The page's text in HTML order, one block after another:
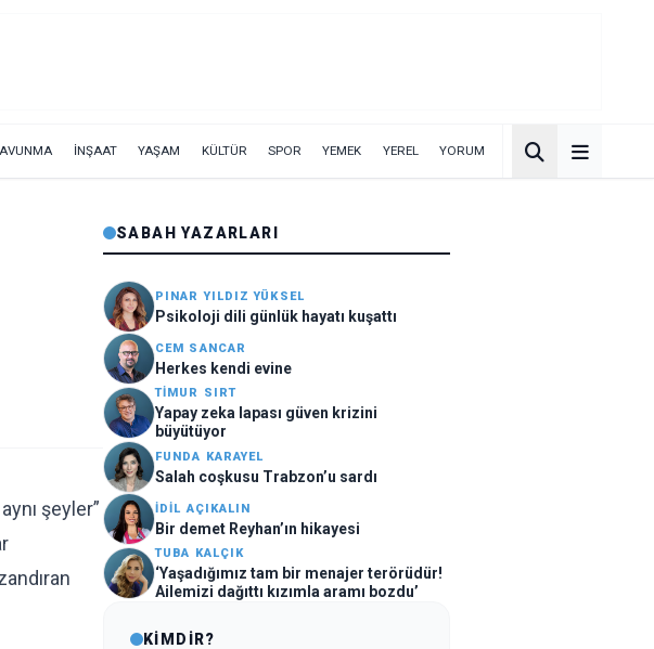
İNŞAAT YAŞAM KÜLTÜR SPOR YEMEK YEREL YORUM
şeyler”
SABAH YAZARLARI
PINAR YILDIZ YÜKSEL
Psikoloji dili günlük hayatı kuşattı
CEM SANCAR
Herkes kendi evine
TİMUR SIRT
Yapay zeka lapası güven krizini
büyütüyor
FUNDA KARAYEL
Salah coşkusu Trabzon’u sardı
İDİL AÇIKALIN
Bir demet Reyhan’ın hikayesi
TUBA KALÇIK
‘Yaşadığımız tam bir menajer terörüdür!
Ailemizi dağıttı kızımla aramı bozdu’
KİMDİR?